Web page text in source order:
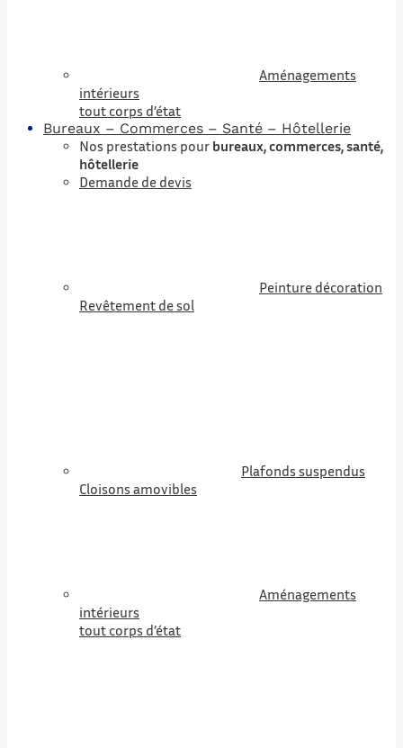
Aménagements
intérieurs
tout corps d’état
Bureaux – Commerces – Santé – Hôtellerie
Nos prestations pour bureaux, commerces, santé,
hôtellerie
Demande de devis
Peinture décoration
Revêtement de sol
Plafonds suspendus
Cloisons amovibles
Aménagements
intérieurs
tout corps d’état